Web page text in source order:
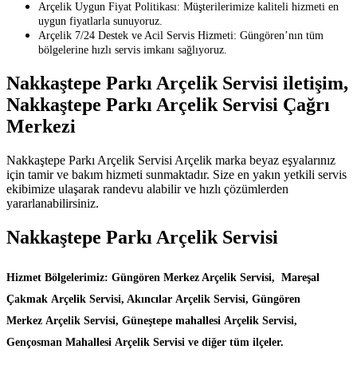
Arçelik Uygun Fiyat Politikası: Müşterilerimize kaliteli hizmeti en
uygun fiyatlarla sunuyoruz.
Arçelik 7/24 Destek ve Acil Servis Hizmeti: Güngören’nın tüm
bölgelerine hızlı servis imkanı sağlıyoruz.
Nakkaştepe Parkı Arçelik Servisi iletişim,
Nakkaştepe Parkı Arçelik Servisi Çağrı
Merkezi
Nakkaştepe Parkı Arçelik Servisi Arçelik marka beyaz eşyalarınız
için tamir ve bakım hizmeti sunmaktadır. Size en yakın yetkili servis
ekibimize ulaşarak randevu alabilir ve hızlı çözümlerden
yararlanabilirsiniz.
Nakkaştepe Parkı Arçelik Servisi
Hizmet Bölgelerimiz: Güngören Merkez Arçelik Servisi, Mareşal
Çakmak Arçelik Servisi, Akıncılar Arçelik Servisi, Güngören
Merkez Arçelik Servisi, Güneştepe mahallesi Arçelik Servisi,
Gençosman Mahallesi Arçelik Servisi ve diğer tüm ilçeler.